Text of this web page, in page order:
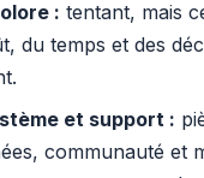
: tentant, mais
du temps et des
et support :
communauté et